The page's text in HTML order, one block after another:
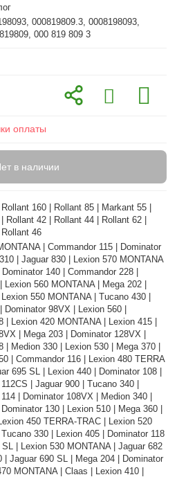
000819809.3, 0008198093,
000 819 809 3
оплаты
в наличии
160 | Rollant 85 | Markant 55 |
Rollant 42 | Rollant 44 | Rollant 62 |
46
| Commandor 115 | Dominator
| Jaguar 830 | Lexion 570 MONTANA
Dominator 140 | Commandor 228 |
Lexion 560 MONTANA | Mega 202 |
550 MONTANA | Tucano 430 |
Dominator 98VX | Lexion 560 |
| Lexion 420 MONTANA | Lexion 415 |
| Mega 203 | Dominator 128VX |
| Medion 330 | Lexion 530 | Mega 370 |
| Commandor 116 | Lexion 480 TERRA
695 SL | Lexion 440 | Dominator 108 |
| Jaguar 900 | Tucano 340 |
| Dominator 108VX | Medion 340 |
130 | Lexion 510 | Mega 360 |
450 TERRA-TRAC | Lexion 520
Tucano 330 | Lexion 405 | Dominator 118
SL | Lexion 530 MONTANA | Jaguar 682
| Jaguar 690 SL | Mega 204 | Dominator
MONTANA | Claas | Lexion 410 |